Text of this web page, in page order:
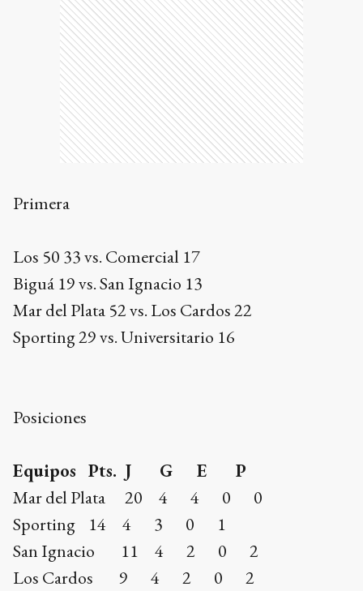
Primera
Los 50 33 vs. Comercial 17
Biguá 19 vs. San Ignacio 13
Mar del Plata 52 vs. Los Cardos 22
Sporting 29 vs. Universitario 16
Posiciones
Equipos Pts. J G E P
Mar del Plata 20 4 4 0 0
Sporting 14 4 3 0 1
San Ignacio 11 4 2 0 2
Los Cardos 9 4 2 0 2